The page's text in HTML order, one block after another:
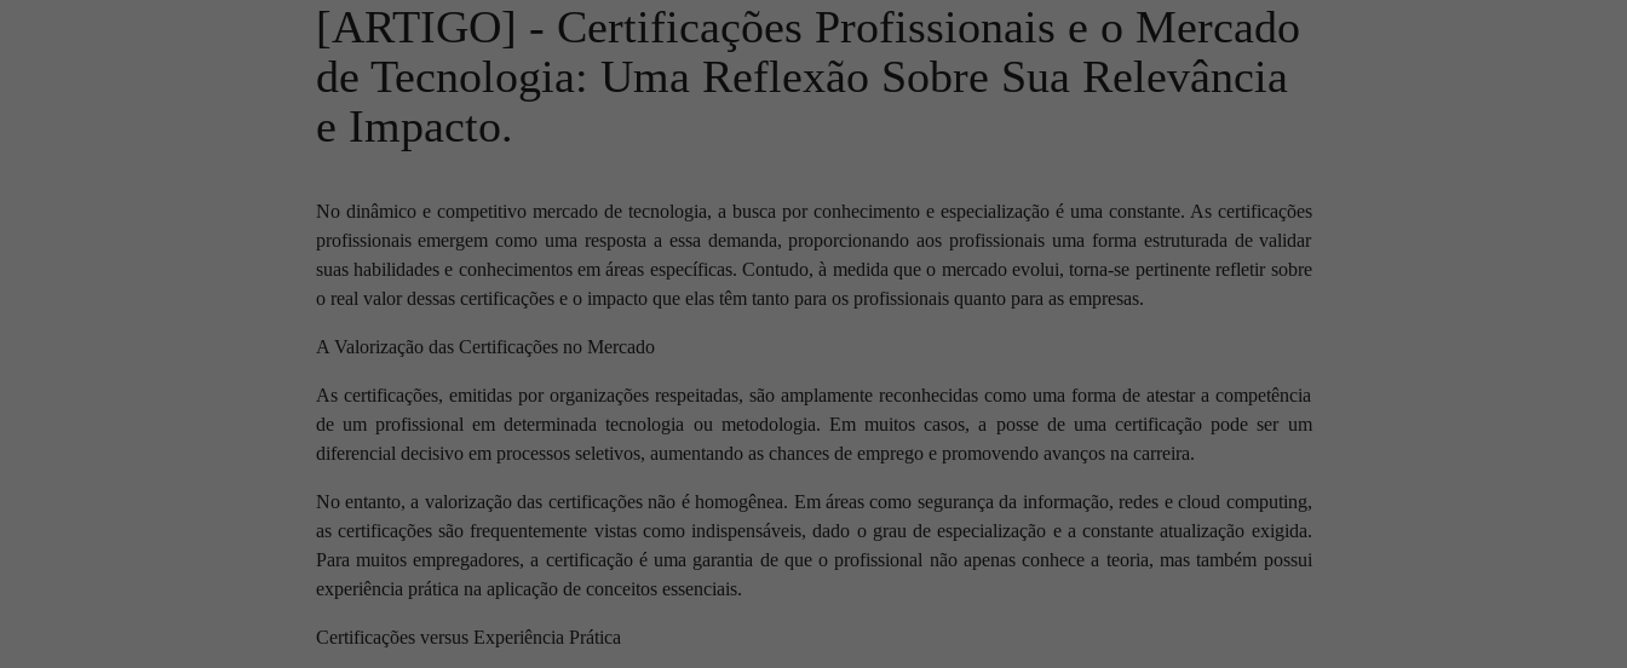
[ARTIGO] - Certificações Profissionais e o Mercado
de Tecnologia: Uma Reflexão Sobre Sua Relevância
e Impacto.
No dinâmico e competitivo mercado de tecnologia, a busca por conhecimento e especialização é uma constante. As certificações
profissionais emergem como uma resposta a essa demanda, proporcionando aos profissionais uma forma estruturada de validar
suas habilidades e conhecimentos em áreas específicas. Contudo, à medida que o mercado evolui, torna-se pertinente refletir sobre
o real valor dessas certificações e o impacto que elas têm tanto para os profissionais quanto para as empresas.
A Valorização das Certificações no Mercado
As certificações, emitidas por organizações respeitadas, são amplamente reconhecidas como uma forma de atestar a competência
de um profissional em determinada tecnologia ou metodologia. Em muitos casos, a posse de uma certificação pode ser um
diferencial decisivo em processos seletivos, aumentando as chances de emprego e promovendo avanços na carreira.
No entanto, a valorização das certificações não é homogênea. Em áreas como segurança da informação, redes e cloud computing,
as certificações são frequentemente vistas como indispensáveis, dado o grau de especialização e a constante atualização exigida.
Para muitos empregadores, a certificação é uma garantia de que o profissional não apenas conhece a teoria, mas também possui
experiência prática na aplicação de conceitos essenciais.
Certificações versus Experiência Prática